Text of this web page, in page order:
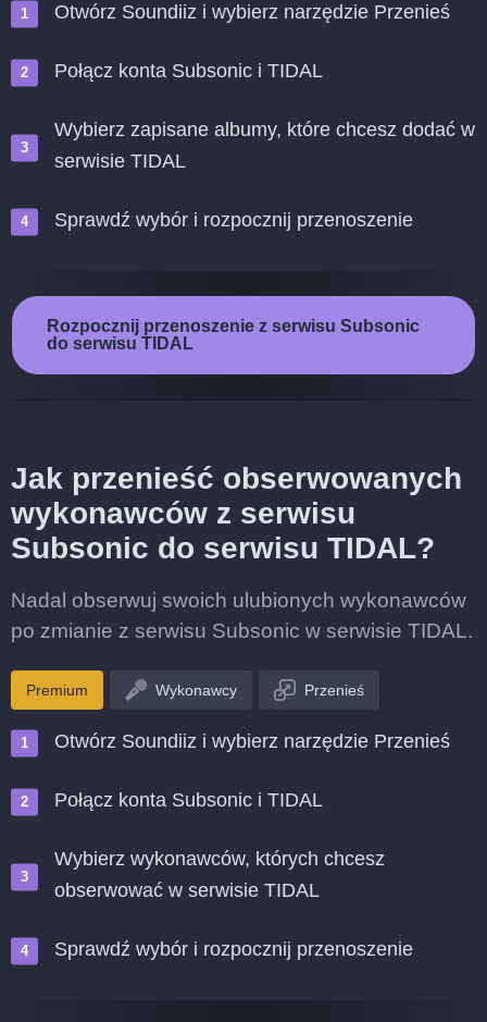
Otwórz Soundiiz i wybierz narzędzie Przenieś
Połącz konta Subsonic i TIDAL
Wybierz zapisane albumy, które chcesz dodać w
serwisie TIDAL
Sprawdź wybór i rozpocznij przenoszenie
Rozpocznij przenoszenie z serwisu Subsonic
do serwisu TIDAL
Jak przenieść obserwowanych
wykonawców z serwisu
Subsonic do serwisu TIDAL?
Nadal obserwuj swoich ulubionych wykonawców
po zmianie z serwisu Subsonic w serwisie TIDAL.
Premium Wykonawcy Przenieś
Otwórz Soundiiz i wybierz narzędzie Przenieś
Połącz konta Subsonic i TIDAL
Wybierz wykonawców, których chcesz
obserwować w serwisie TIDAL
Sprawdź wybór i rozpocznij przenoszenie